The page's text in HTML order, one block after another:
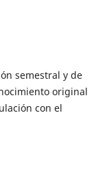
semestral y de
original
con el